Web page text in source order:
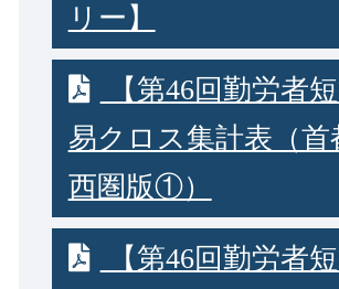
リー】
【第46回勤労者
易クロス集計表（首
西圏版①）
【第46回勤労者